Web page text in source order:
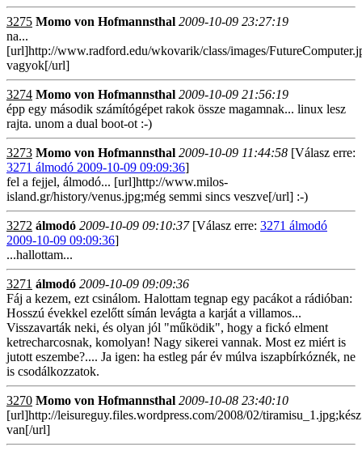
3275 Momo von Hofmannsthal 2009-10-09 23:27:19
na...
[url]http://www.radford.edu/wkovarik/class/images/
vagyok[/url]
3274 Momo von Hofmannsthal 2009-10-09 21:56:19
épp egy második számítógépet rakok össze magamnak... linux lesz
rajta. unom a dual boot-ot :-)
3273 Momo von Hofmannsthal 2009-10-09 11:44:58 [Válasz erre:
3271 álmodó 2009-10-09 09:09:36]
fel a fejjel, álmodó... [url]http://www.milos-
island.gr/history/venus.jpg;még semmi sincs veszve[/url] :-)
3272 álmodó 2009-10-09 09:10:37[Válasz erre: 3271 álmodó
2009-10-09 09:09:36]
...hallottam...
3271 álmodó 2009-10-09 09:09:36
Fáj a kezem, ezt csinálom. Halottam tegnap egy pacákot a rádióban:
Hosszú évekkel ezelőtt símán levágta a karját a villamos...
Visszavarták neki, és olyan jól "működik", hogy a fickó elment
ketrecharcosnak, komolyan! Nagy sikerei vannak. Most ez miért is
jutott eszembe?.... Ja igen: ha estleg pár év múlva iszapbírkóznék, ne
is csodálkozzatok.
3270 Momo von Hofmannsthal 2009-10-08 23:40:10
[url]http://leisureguy.files.wordpress.com/2008/02/tiramisu_1.jpg;kész
van[/url]